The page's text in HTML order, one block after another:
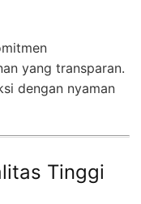
yang transparan.
dengan nyaman
Tinggi